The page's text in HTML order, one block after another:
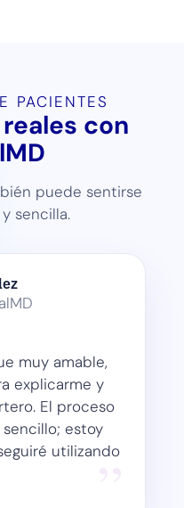
PACIENTES
con
puede sentirse
sencilla.
muy amable,
explicarme y
El proceso
estoy
utilizando